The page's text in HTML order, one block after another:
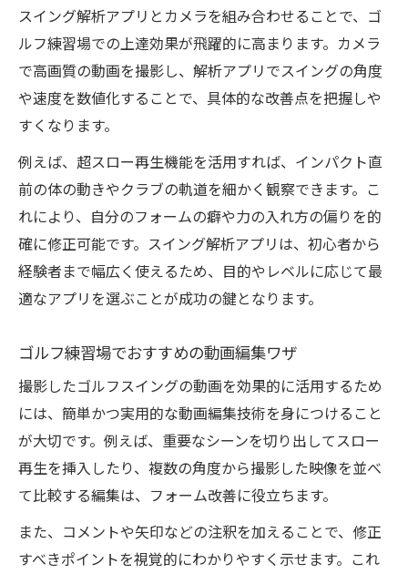
スイング解析アプリとカメラを組み合わせることで、ゴ
ルフ練習場での上達効果が飛躍的に高まります。カメラ
で高画質の動画を撮影し、解析アプリでスイングの角度
や速度を数値化することで、具体的な改善点を把握しや
すくなります。
例えば、超スロー再生機能を活用すれば、インパクト直
前の体の動きやクラブの軌道を細かく観察できます。こ
れにより、自分のフォームの癖や力の入れ方の偏りを的
確に修正可能です。スイング解析アプリは、初心者から
経験者まで幅広く使えるため、目的やレベルに応じて最
適なアプリを選ぶことが成功の鍵となります。
ゴルフ練習場でおすすめの動画編集ワザ
撮影したゴルフスイングの動画を効果的に活用するため
には、簡単かつ実用的な動画編集技術を身につけること
が大切です。例えば、重要なシーンを切り出してスロー
再生を挿入したり、複数の角度から撮影した映像を並べ
て比較する編集は、フォーム改善に役立ちます。
また、コメントや矢印などの注釈を加えることで、修正
すべきポイントを視覚的にわかりやすく示せます。これ